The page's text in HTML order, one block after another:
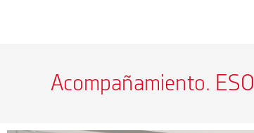
Acompañamiento. ESO